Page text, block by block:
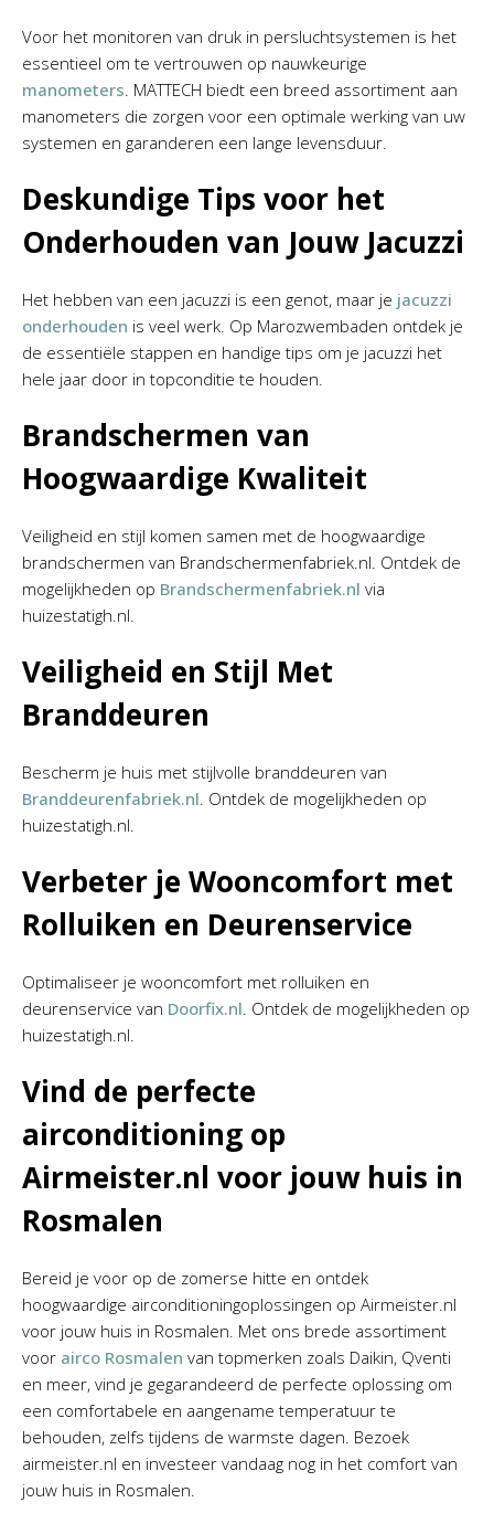
Voor het monitoren van druk in persluchtsystemen is het
essentieel om te vertrouwen op nauwkeurige
manometers. MATTECH biedt een breed assortiment aan
manometers die zorgen voor een optimale werking van uw
systemen en garanderen een lange levensduur.
Deskundige Tips voor het
Onderhouden van Jouw Jacuzzi
Het hebben van een jacuzzi is een genot, maar je jacuzzi
onderhouden is veel werk. Op Marozwembaden ontdek je
de essentiële stappen en handige tips om je jacuzzi het
hele jaar door in topconditie te houden.
Brandschermen van
Hoogwaardige Kwaliteit
Veiligheid en stijl komen samen met de hoogwaardige
brandschermen van Brandschermenfabriek.nl. Ontdek de
mogelijkheden op Brandschermenfabriek.nl via
huizestatigh.nl.
Veiligheid en Stijl Met
Branddeuren
Bescherm je huis met stijlvolle branddeuren van
Branddeurenfabriek.nl. Ontdek de mogelijkheden op
huizestatigh.nl.
Verbeter je Wooncomfort met
Rolluiken en Deurenservice
Optimaliseer je wooncomfort met rolluiken en
deurenservice van Doorfix.nl. Ontdek de mogelijkheden op
huizestatigh.nl.
Vind de perfecte
airconditioning op
Airmeister.nl voor jouw huis in
Rosmalen
Bereid je voor op de zomerse hitte en ontdek
hoogwaardige airconditioningoplossingen op Airmeister.nl
voor jouw huis in Rosmalen. Met ons brede assortiment
voor airco Rosmalen van topmerken zoals Daikin, Qventi
en meer, vind je gegarandeerd de perfecte oplossing om
een comfortabele en aangename temperatuur te
behouden, zelfs tijdens de warmste dagen. Bezoek
airmeister.nl en investeer vandaag nog in het comfort van
jouw huis in Rosmalen.